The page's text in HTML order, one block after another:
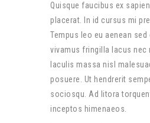
Quisque faucibus ex
placerat. In id cursus mi
Tempus leo eu aenean
vivamus fringilla lacus nec
Iaculis massa nisl
posuere. Ut hendrerit
sociosqu. Ad litora
inceptos himenaeos.